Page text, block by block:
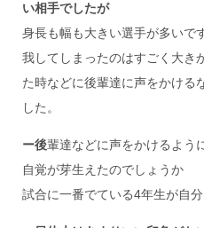
い相手でしたが
身長も幅も大きい選手が多いで
我してしまったのはすごく大き
た時などに後輩達に声をかける
した。
ー後輩達などに声をかけるよう
自覚が芽生えたのでしょうか
試合に一番でている4年生が自分